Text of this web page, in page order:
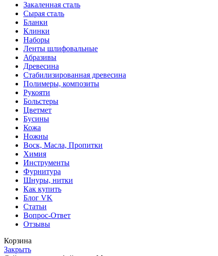
Закаленная сталь
Сырая сталь
Бланки
Клинки
Наборы
Ленты шлифовальные
Абразивы
Древесина
Стабилизированная древесина
Полимеры, композиты
Рукояти
Больстеры
Цветмет
Бусины
Кожа
Ножны
Воск, Масла, Пропитки
Химия
Инструменты
Фурнитура
Шнуры, нитки
Как купить
Блог VK
Статьи
Вопрос-Ответ
Отзывы
Корзина
Закрыть